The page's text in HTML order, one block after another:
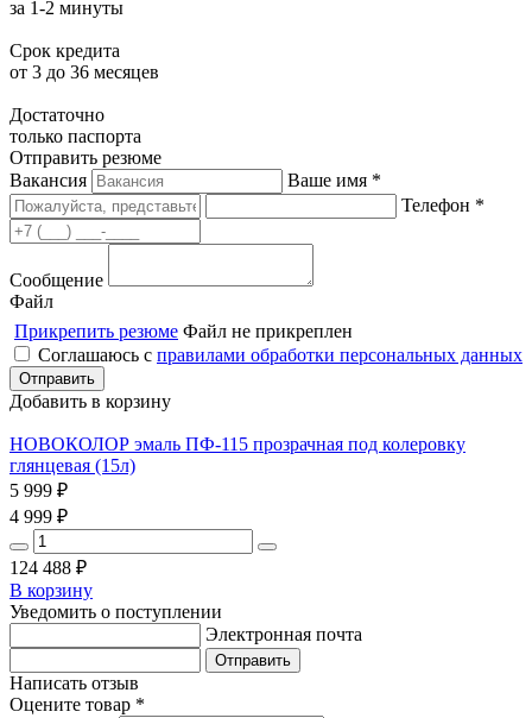
за 1-2 минуты
Срок кредита
от 3 до 36 месяцев
Достаточно
только паспорта
Отправить резюме
Вакансия
Ваше имя *
Телефон *
Сообщение
Файл
Прикрепить резюме Файл не прикреплен
Соглашаюсь с правилами обработки персональных данных
Добавить в корзину
НОВОКОЛОР эмаль ПФ-115 прозрачная под колеровку
глянцевая (15л)
5 999 ₽
4 999 ₽
124 488 ₽
В корзину
Уведомить о поступлении
Электронная почта
Написать отзыв
Оцените товар *